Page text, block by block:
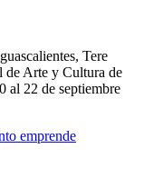
Tere
Arte y Cultura de
al 22 de septiembre